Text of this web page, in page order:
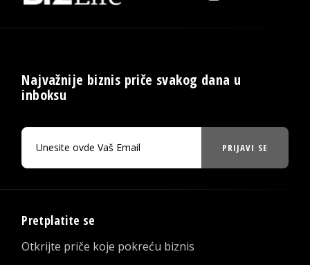
Najvažnije biznis priče svakog dana u
inboksu
PRIJAVI SE
Pretplatite se
Otkrijte priče koje pokreću biznis